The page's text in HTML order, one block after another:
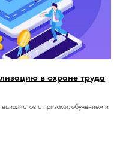
в охране труда
с призами, обучением и